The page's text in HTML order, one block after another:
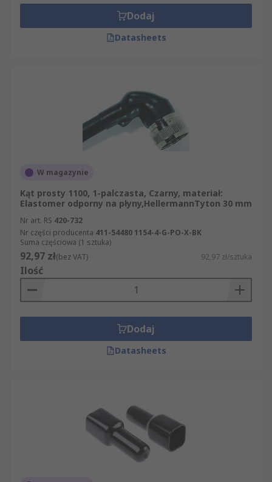
Dodaj
Datasheets
W magazynie
Kąt prosty 1100, 1-palczasta, Czarny, materiał:
Elastomer odporny na płyny,HellermannTyton 30 mm
Nr art. RS 420-732
Nr części producenta 411-54480 1154-4-G-PO-X-BK
Suma częściowa (1 sztuka)
92,97 zł(bez VAT) 92,97 zł/sztuka
Ilość
Dodaj
Datasheets